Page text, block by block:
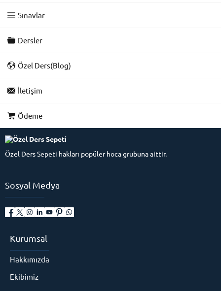
Sınavlar
Dersler
Özel Ders(Blog)
İletişim
Ödeme
Özel Ders Sepeti hakları popüler hoca grubuna aittir.
Sosyal Medya
Kurumsal
Hakkımızda
Ekibimiz